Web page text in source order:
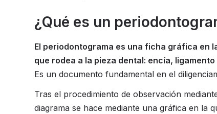
¿Qué es un
El periodontograma es una ficha gráfica en
que rodea a la pieza dental: encía,
Es un documento fundamental en el
Tras el procedimiento de observación
diagrama se hace mediante una gráfica en la